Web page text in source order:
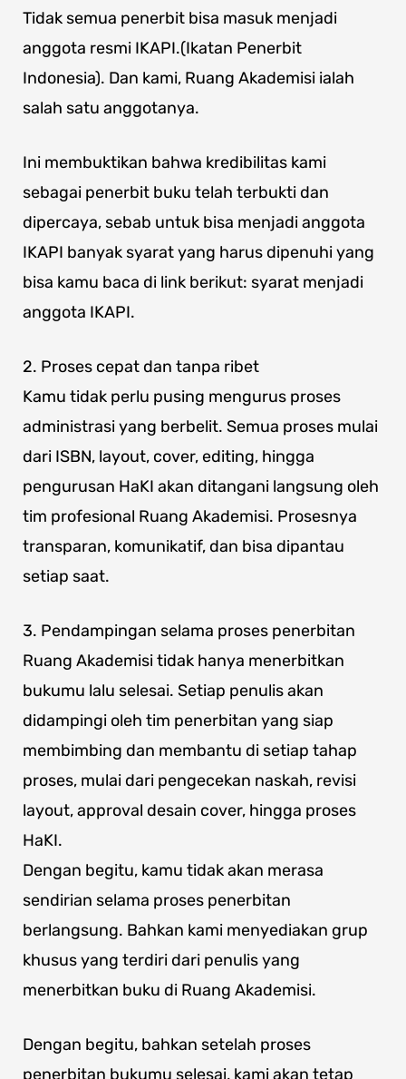
Tidak semua penerbit bisa masuk menjadi
anggota resmi IKAPI.(Ikatan Penerbit
Indonesia). Dan kami, Ruang Akademisi ialah
salah satu anggotanya.
Ini membuktikan bahwa kredibilitas kami
sebagai penerbit buku telah terbukti dan
dipercaya, sebab untuk bisa menjadi anggota
IKAPI banyak syarat yang harus dipenuhi yang
bisa kamu baca di link berikut: syarat menjadi
anggota IKAPI.
2. Proses cepat dan tanpa ribet
Kamu tidak perlu pusing mengurus proses
administrasi yang berbelit. Semua proses mulai
dari ISBN, layout, cover, editing, hingga
pengurusan HaKI akan ditangani langsung oleh
tim profesional Ruang Akademisi. Prosesnya
transparan, komunikatif, dan bisa dipantau
setiap saat.
3. Pendampingan selama proses penerbitan
Ruang Akademisi tidak hanya menerbitkan
bukumu lalu selesai. Setiap penulis akan
didampingi oleh tim penerbitan yang siap
membimbing dan membantu di setiap tahap
proses, mulai dari pengecekan naskah, revisi
layout, approval desain cover, hingga proses
HaKI.
Dengan begitu, kamu tidak akan merasa
sendirian selama proses penerbitan
berlangsung. Bahkan kami menyediakan grup
khusus yang terdiri dari penulis yang
menerbitkan buku di Ruang Akademisi.
Dengan begitu, bahkan setelah proses
penerbitan bukumu selesai, kami akan tetap